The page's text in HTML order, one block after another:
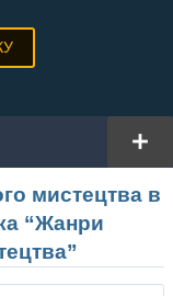
мистецтва в
“Жанри